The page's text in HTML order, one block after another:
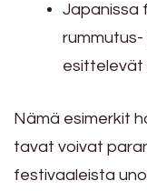
Japanissa
rummutus-
esittelevät
Nämä esimerkit
tavat voivat
festivaaleista